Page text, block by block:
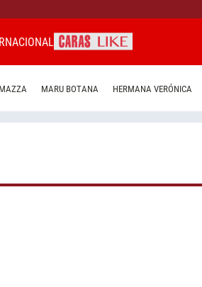
MARU BOTANA HERMANA VERÓNICA